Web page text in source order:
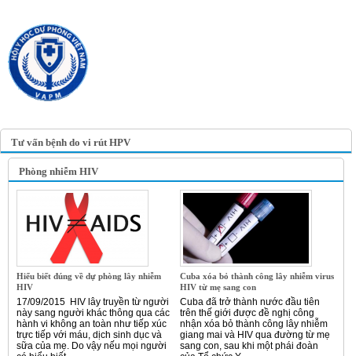
Tư vấn bệnh do vi rút HPV
Phòng nhiễm HIV
Hiểu biết đúng về dự phòng lây nhiễm
HIV
17/09/2015 HIV lây truyền từ người
này sang người khác thông qua các
hành vi không an toàn như tiếp xúc
trực tiếp với máu, dịch sinh dục và
sữa của mẹ. Do vậy nếu mọi người
Cuba xóa bỏ thành công lây nhiễm virus
HIV từ mẹ sang con
Cuba đã trở thành nước đầu tiên
trên thế giới được đề nghị công
nhận xóa bỏ thành công lây nhiễm
giang mai và HIV qua đường từ mẹ
sang con, sau khi một phái đoàn